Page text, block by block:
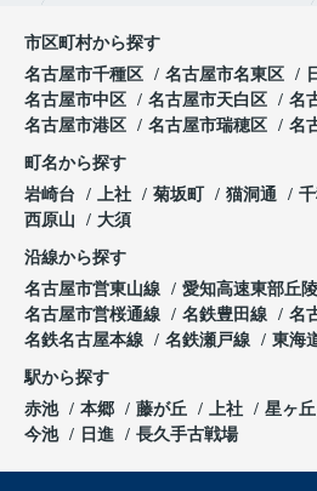
市区町村から探す
名古屋市千種区
名古屋市名東区
名古屋市中区
名古屋市天白区
名
名古屋市港区
名古屋市瑞穂区 名
町名から探す
岩崎台
上社 菊坂町 猫洞通
西原山
大須
沿線から探す
名古屋市営東山線
愛知高速東部丘
名古屋市営桜通線
名鉄豊田線 名
名鉄名古屋本線
名鉄瀬戸線 東海
駅から探す
赤池
本郷 藤が丘 上社 星ヶ丘
今池
日進 長久手古戦場